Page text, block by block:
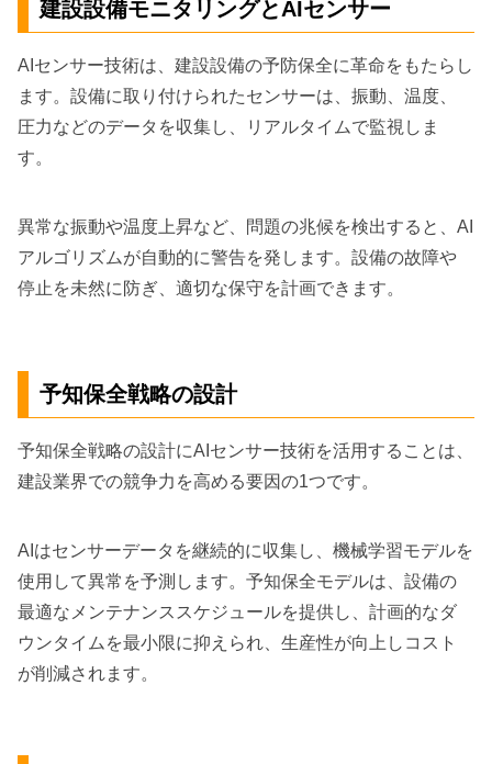
建設設備モニタリングとAIセンサー
AIセンサー技術は、建設設備の予防保全に革命をもたらし
ます。設備に取り付けられたセンサーは、振動、温度、
圧力などのデータを収集し、リアルタイムで監視しま
す。
異常な振動や温度上昇など、問題の兆候を検出すると、AI
アルゴリズムが自動的に警告を発します。設備の故障や
停止を未然に防ぎ、適切な保守を計画できます。
予知保全戦略の設計
予知保全戦略の設計にAIセンサー技術を活用することは、
建設業界での競争力を高める要因の1つです。
AIはセンサーデータを継続的に収集し、機械学習モデルを
使用して異常を予測します。予知保全モデルは、設備の
最適なメンテナンススケジュールを提供し、計画的なダ
ウンタイムを最小限に抑えられ、生産性が向上しコスト
が削減されます。